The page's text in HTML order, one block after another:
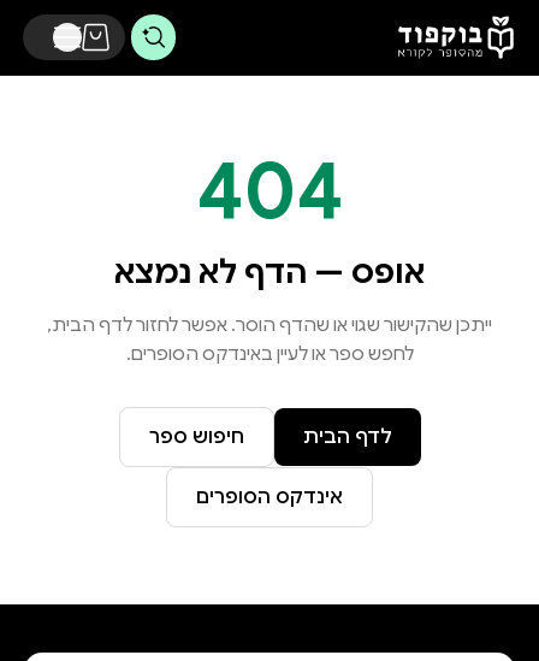
דלג לתוכן הראשי
404
אופס — הדף לא נמצא
ייתכן שהקישור שגוי או שהדף הוסר. אפשר לחזור לדף הבית,
לחפש ספר או לעיין באינדקס הסופרים.
לדף הבית חיפוש ספר
אינדקס הסופרים